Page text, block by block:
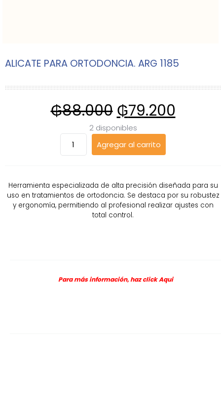
ALICATE PARA ORTODONCIA. ARG 1185
₲88.000 ₲79.200
2 disponibles
PARA
1185
cantidad
Agregar al carrito
Herramienta especializada de alta precisión diseñada para su
uso en tratamientos de ortodoncia. Se destaca por su robustez
y ergonomía, permitiendo al profesional realizar ajustes con
total control.
Para más información, haz clickAqui